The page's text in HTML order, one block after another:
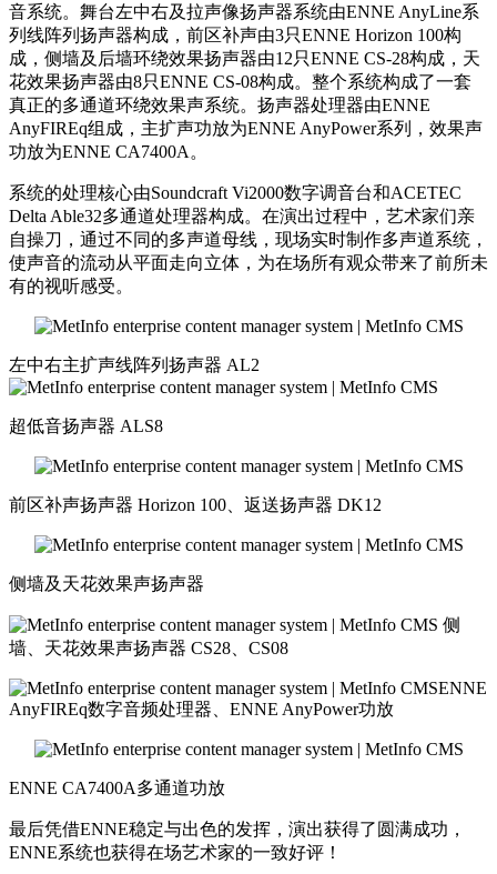
音系统。舞台左中右及拉声像扬声器系统由ENNE AnyLine系
列线阵列扬声器构成，前区补声由3只ENNE Horizon 100构
成，侧墙及后墙环绕效果扬声器由12只ENNE CS-28构成，天
花效果扬声器由8只ENNE CS-08构成。整个系统构成了一套
真正的多通道环绕效果声系统。扬声器处理器由ENNE
AnyFIREq组成，主扩声功放为ENNE AnyPower系列，效果声
功放为ENNE CA7400A。
系统的处理核心由Soundcraft Vi2000数字调音台和ACETEC
Delta Able32多通道处理器构成。在演出过程中，艺术家们亲
自操刀，通过不同的多声道母线，现场实时制作多声道系统，
使声音的流动从平面走向立体，为在场所有观众带来了前所未
有的视听感受。
左中右主扩声线阵列扬声器 AL2
超低音扬声器 ALS8
前区补声扬声器 Horizon 100、返送扬声器 DK12
侧墙及天花效果声扬声器
侧
墙、天花效果声扬声器 CS28、CS08
ENNE
AnyFIREq数字音频处理器、ENNE AnyPower功放
ENNE CA7400A多通道功放
最后凭借ENNE稳定与出色的发挥，演出获得了圆满成功，
ENNE系统也获得在场艺术家的一致好评！